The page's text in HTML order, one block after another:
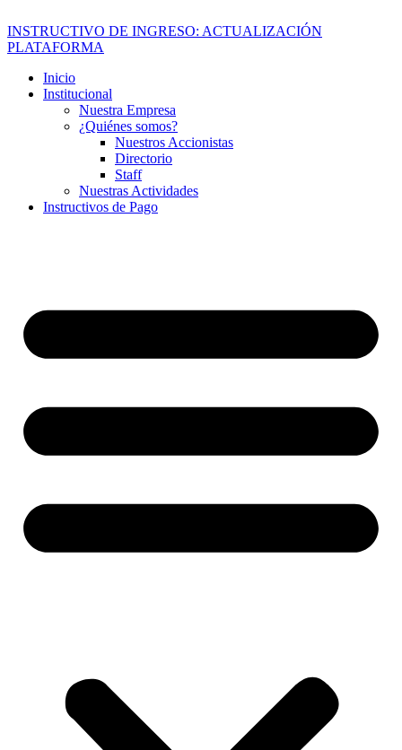
INSTRUCTIVO DE INGRESO: ACTUALIZACIÓN
PLATAFORMA
Inicio
Institucional
Nuestra Empresa
¿Quiénes somos?
Nuestros Accionistas
Directorio
Staff
Nuestras Actividades
Instructivos de Pago